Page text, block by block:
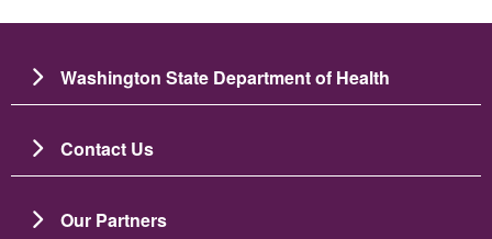
Washington State Department of Health
Contact Us
Our Partners